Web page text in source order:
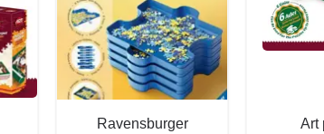
Ravensburger Art